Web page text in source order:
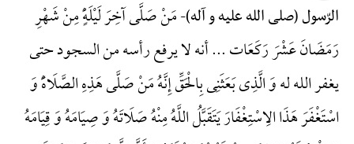
الرّسول (صلی الله علیه و آله)-مَنْ صَلَّی آخِرَ لَیْلَهًٍْ مِنْ شَهْرِ
رَمَضَانَ عَشْرَ رَکَعَات ... أنه لا یرفع رأسه من السجود حتی
یغفر الله له وَ الَّذِی بَعَثَنِی بِالْحَقِّ إِنَّهُ مَنْ صَلَّی هَذِهِ الصَّلَاهًَْ وَ
اسْتَغْفَرَ هَذَا الِاسْتِغْفَارَ یَتَقَبَّلُ اللَّهُ مِنْهُ صَلَاتَهُ وَ صِیَامَهُ وَ قِیَامَهُ